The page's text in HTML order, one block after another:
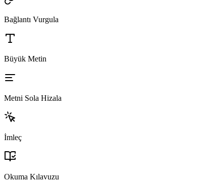
Bağlantı Vurgula
Büyük Metin
Metni Sola Hizala
İmleç
Okuma Kılavuzu